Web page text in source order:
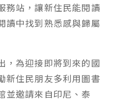
務站，讓新住民能閱讀
讀中找到熟悉感與歸屬
，為迎接即將到來的國
新住民朋友多利用圖書
並邀請來自印尼、泰